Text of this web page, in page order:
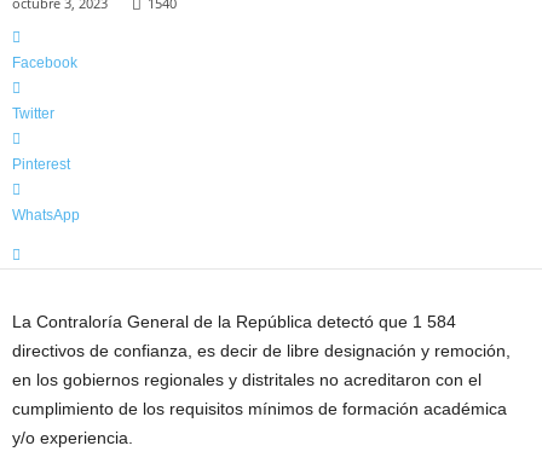
m
Facebook
Twitter
Pinterest
WhatsApp
La Contraloría General de la República detectó que 1 584
directivos de confianza, es decir de libre designación y remoción,
en los gobiernos regionales y distritales no acreditaron con el
cumplimiento de los requisitos mínimos de formación académica
y/o experiencia.